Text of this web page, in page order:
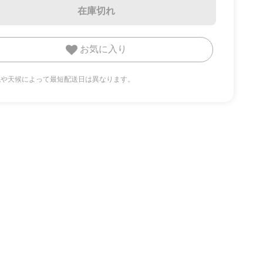
在庫切れ
お気に入り
天候によって最短配送日は異なります。